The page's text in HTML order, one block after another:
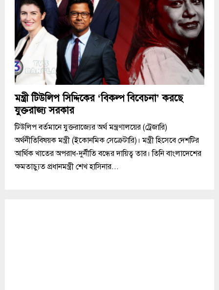
মন্ত্রী টিউলিপ সিদ্দিকের ‘বিকল্প বিবেচনা’ করছে
যুক্তরাজ্য সরকার
টিউলিপ বর্তমানে যুক্তরাজ্যের অর্থ মন্ত্রণালয়ের (ট্রেজারি)
অর্থনীতিবিষয়ক মন্ত্রী (ইকোনমিক সেক্রেটারি)। মন্ত্রী হিসেবে দেশটির
আর্থিক খাতের অপরাধ-দুর্নীতি বন্ধের দায়িত্ব তার। তিনি বাংলাদেশের
ক্ষমতাচ্যুত প্রধানমন্ত্রী শেখ হাসিনার...